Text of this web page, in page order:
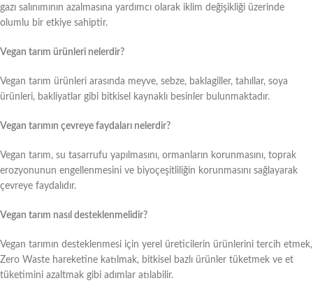
gazı salınımının azalmasına yardımcı olarak iklim değişikliği üzerinde
olumlu bir etkiye sahiptir.
Vegan tarım ürünleri nelerdir?
Vegan tarım ürünleri arasında meyve, sebze, baklagiller, tahıllar, soya
ürünleri, bakliyatlar gibi bitkisel kaynaklı besinler bulunmaktadır.
Vegan tarımın çevreye faydaları nelerdir?
Vegan tarım, su tasarrufu yapılmasını, ormanların korunmasını, toprak
erozyonunun engellenmesini ve biyoçeşitliliğin korunmasını sağlayarak
çevreye faydalıdır.
Vegan tarım nasıl desteklenmelidir?
Vegan tarımın desteklenmesi için yerel üreticilerin ürünlerini tercih etmek,
Zero Waste hareketine katılmak, bitkisel bazlı ürünler tüketmek ve et
tüketimini azaltmak gibi adımlar atılabilir.